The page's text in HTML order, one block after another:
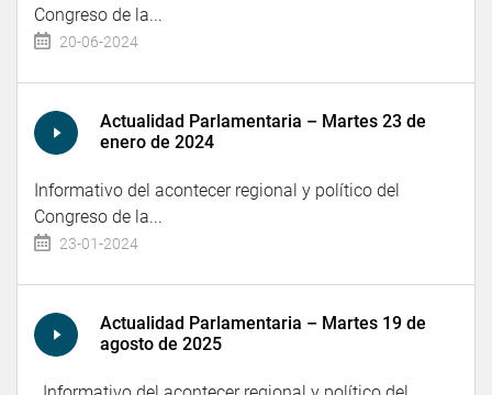
Congreso de la...
20-06-2024
Actualidad Parlamentaria – Martes 23 de
enero de 2024
Informativo del acontecer regional y político del
Congreso de la...
23-01-2024
Actualidad Parlamentaria – Martes 19 de
agosto de 2025